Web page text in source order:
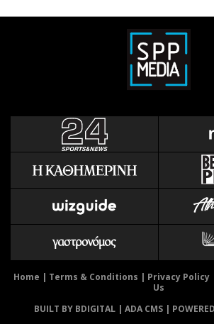
Home | Terms & Conditions | Privacy Policy
Us
BUILT BY BDIGITAL | ADA CMS |